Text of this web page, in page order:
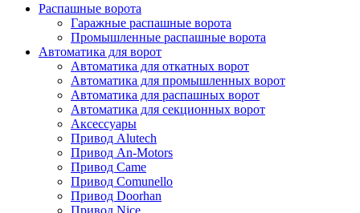
Распашные ворота
Гаражные распашные ворота
Промышленные распашные ворота
Автоматика для ворот
Автоматика для откатных ворот
Автоматика для промышленных ворот
Автоматика для распашных ворот
Автоматика для секционных ворот
Аксессуары
Привод Alutech
Привод An-Motors
Привод Came
Привод Comunello
Привод Doorhan
Привод Nice